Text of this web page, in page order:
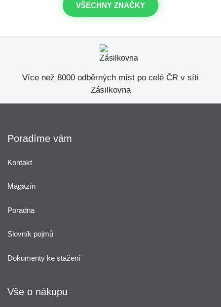
VŠECHNY ZNAČKY
Více než 8000 odběrných míst po celé ČR v síti
Zásilkovna
Poradíme vám
Kontakt
Magazín
Poradna
Slovník pojmů
Dokumenty ke stažení
Vše o nákupu